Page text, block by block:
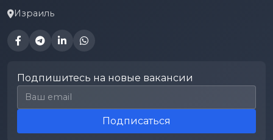
Израиль
Подпишитесь на новые вакансии
Email для подписки
Подписаться